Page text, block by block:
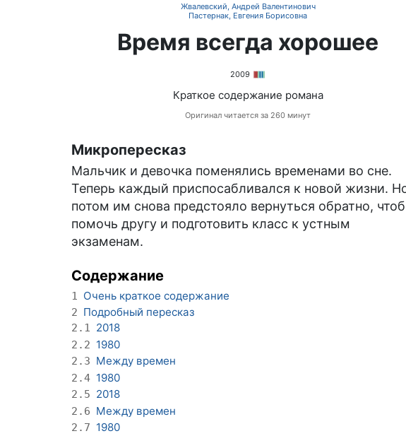
Жвалевский, Андрей Валентинович
Пастернак, Евгения Борисовна
Время всегда хорошее
2009
Краткое содержание романа
Оригинал читается за 260 минут
Микропересказ
Мальчик и девочка поменялись временами во сне.
Теперь каждый приспосабливался к новой жизни.
потом им снова предстояло вернуться обратно,
помочь другу и подготовить класс к устным
экзаменам.
Содержание
1 Очень краткое содержание
2 Подробный пересказ
2.1 2018
2.2 1980
2.3 Между времен
2.4 1980
2.5 2018
2.6 Между времен
2.7 1980